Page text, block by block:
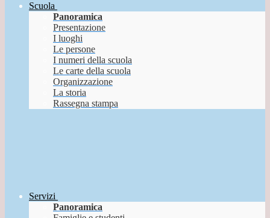
Scuola
Panoramica
Presentazione
I luoghi
Le persone
I numeri della scuola
Le carte della scuola
Organizzazione
La storia
Rassegna stampa
Servizi
Panoramica